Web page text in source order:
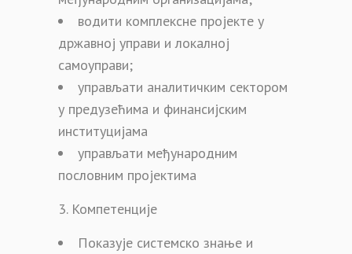
водити комплексне пројекте у
државној управи и локалној
самоуправи;
управљати аналитичким сектором
у предузећима и финансијским
институцијама
управљати међународним
пословним пројектима
Компетенције
Показује системско знање и